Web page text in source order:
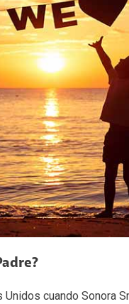
cuando Sonora